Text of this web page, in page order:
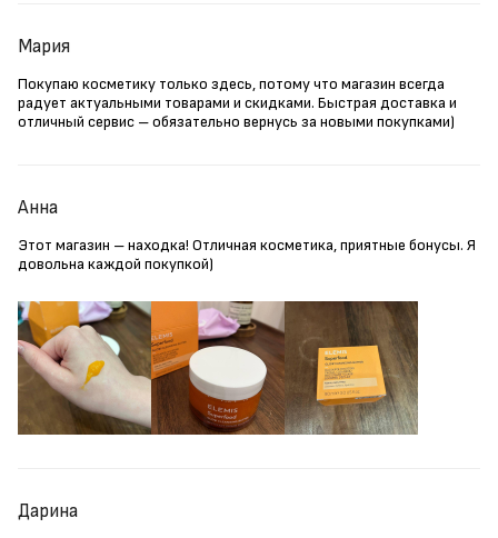
Мария
Покупаю косметику только здесь, потому что магазин всегда
радует актуальными товарами и скидками. Быстрая доставка и
отличный сервис – обязательно вернусь за новыми покупками)
Анна
Этот магазин – находка! Отличная косметика, приятные бонусы. Я
довольна каждой покупкой)
Дарина